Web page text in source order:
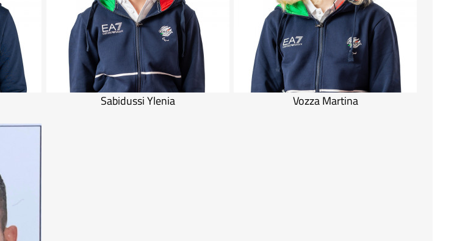
Sabidussi Ylenia Vozza Martina